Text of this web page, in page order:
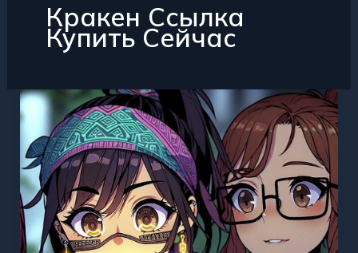
Кракен Ссылка
Купить Сейчас
Кракен
Ссылка
Прямо
Сейчас
Быстро
и
Безопасно
Купить